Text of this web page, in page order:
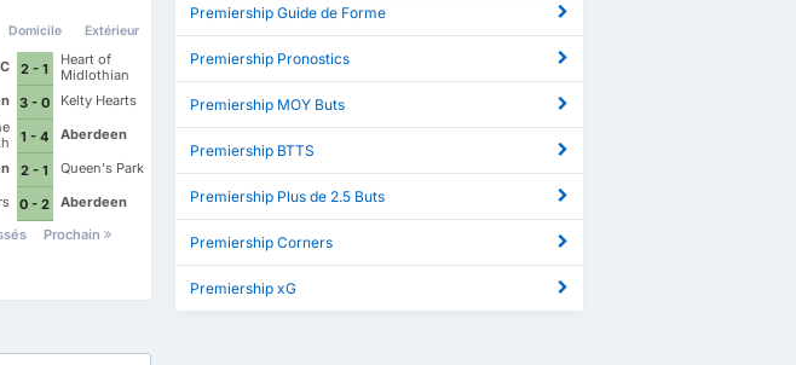
Domicile Extérieur
2 - 1
Heart of
Midlothian
3 - 0
Kelty Hearts
1 - 4
Aberdeen
2 - 1
Queen's Park
0 - 2
Aberdeen
Prochain
Premiership Guide de Forme
Premiership Pronostics
Premiership MOY Buts
Premiership BTTS
Premiership Plus de 2.5 Buts
Premiership Corners
Premiership xG